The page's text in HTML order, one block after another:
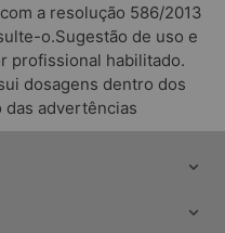
a resolução 586/2013
o.Sugestão de uso e
profissional habilitado.
dosagens dentro dos
das advertências